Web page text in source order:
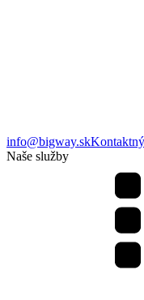
info@bigway.sk
Naše služby